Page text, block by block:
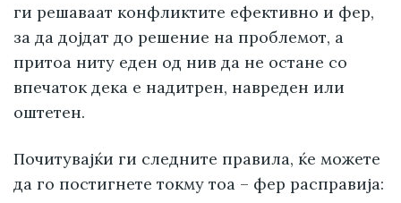
ги решаваат конфликтите ефективно и фер,
за да дојдат до решение на проблемот, а
притоа ниту еден од нив да не остане со
впечаток дека е надитрен, навреден или
оштетен.
Почитувајќи ги следните правила, ќе можете
да го постигнете токму тоа – фер расправија: